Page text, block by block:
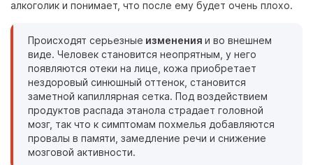
алкоголик и понимает, что после ему будет очень плохо.
Происходят серьезные изменения и во внешнем
виде. Человек становится неопрятным, у него
появляются отеки на лице, кожа приобретает
нездоровый синюшный оттенок, становится
заметной капиллярная сетка. Под воздействием
продуктов распада этанола страдает головной
мозг, так что к симптомам похмелья добавляются
провалы в памяти, замедление речи и снижение
мозговой активности.